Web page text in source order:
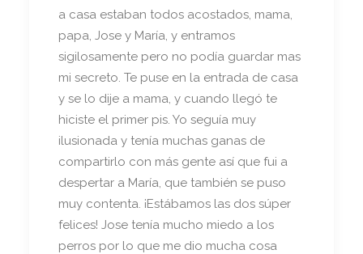
a casa estaban todos acostados, mama,
papa, Jose y María, y entramos
sigilosamente pero no podía guardar mas
mi secreto. Te puse en la entrada de casa
y se lo dije a mama, y cuando llegó te
hiciste el primer pis. Yo seguía muy
ilusionada y tenía muchas ganas de
compartirlo con más gente así que fui a
despertar a María, que también se puso
muy contenta. ¡Estábamos las dos súper
felices! Jose tenía mucho miedo a los
perros por lo que me dio mucha cosa